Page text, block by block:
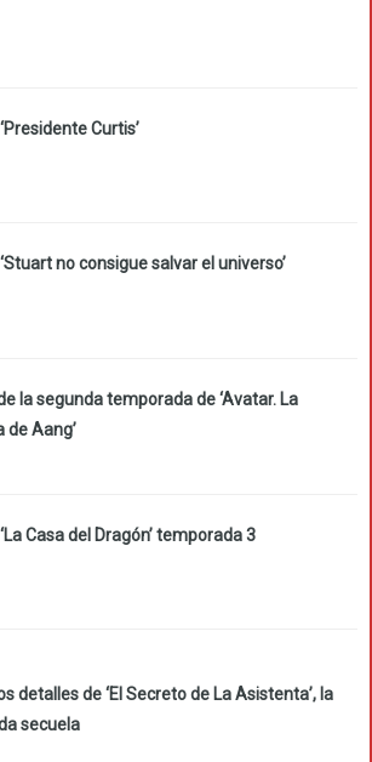
Curtis’
no consigue salvar el universo’
la segunda temporada de ‘Avatar. La
de Aang’
Casa del Dragón’ temporada 3
detalles de ‘El Secreto de La Asistenta’, la
secuela